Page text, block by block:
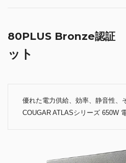
80PLUS Bronze認証
ット
優れた電力供給、効率、静音性、
COUGAR ATLASシリーズ 650W